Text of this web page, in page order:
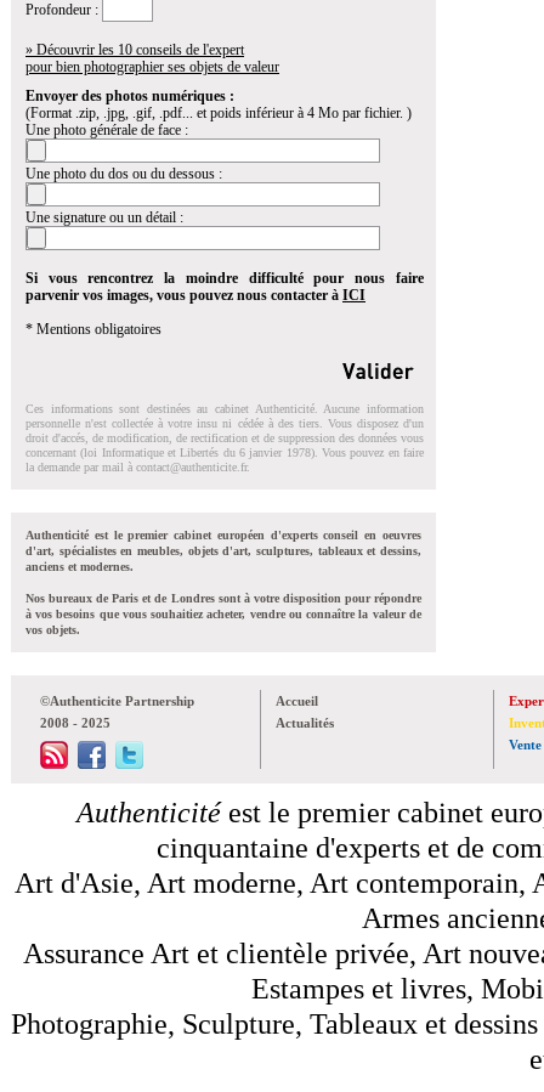
Profondeur :
» Découvrir les 10 conseils de l'expert
pour bien photographier ses objets de valeur
Envoyer des photos numériques :
(Format .zip, .jpg, .gif, .pdf... et poids inférieur à 4 Mo par fichier. )
Une photo générale de face :
Une photo du dos ou du dessous :
Une signature ou un détail :
Si vous rencontrez la moindre difficulté pour nous faire
parvenir vos images, vous pouvez nous contacter à ICI
* Mentions obligatoires
Ces informations sont destinées au cabinet Authenticité. Aucune information
personnelle n'est collectée à votre insu ni cédée à des tiers. Vous disposez d'un
droit d'accés, de modification, de rectification et de suppression des données vous
concernant (loi Informatique et Libertés du 6 janvier 1978). Vous pouvez en faire
la demande par mail à contact@authenticite.fr.
Authenticité est le premier cabinet européen d'experts conseil en oeuvres
d'art, spécialistes en meubles, objets d'art, sculptures, tableaux et dessins,
anciens et modernes.
Nos bureaux de Paris et de Londres sont à votre disposition pour répondre
à vos besoins que vous souhaitiez acheter, vendre ou connaître la valeur de
vos objets.
©Authenticite Partnership
2008 - 2025
Accueil
Actualités
Vente
Authenticitéest le premier cabinet
cinquantaine d'experts et de
Art d'Asie, Art moderne, Art contemporain,
Armes
Assurance Art et clientèle privée, Art
Estampes et livres,
Photographie, Sculpture, Tableaux et